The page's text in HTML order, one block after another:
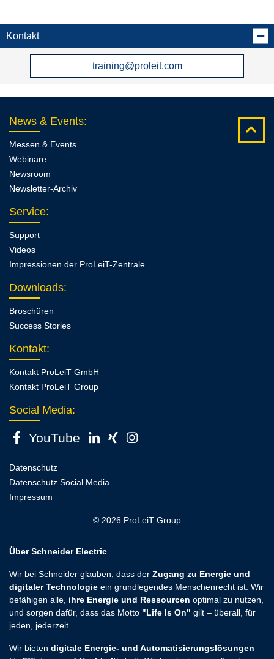
Kontakt
training@proleit.com
News & Events:
Messen & Events
Webinare
Newsroom
Newsletter-Archiv
Service:
Support
Videos
Impressionen der ProLeiT-Zentrale
Downloads:
Broschüren
Success Stories
Kontakt:
Kontakt ProLeiT GmbH
Kontakt ProLeiT Group
Social Media:
YouTube
Datenschutz
Datenschutz Social Media
Impressum
© 2026 ProLeiT Group
Über Schneider Electric
Wir bei Schneider glauben, dass der Zugang zu Energie und
digitaler Technologie ein grundlegendes Menschenrecht ist. Wir
befähigen alle, ihre Energie und Ressourcen optimal zu nutzen,
und sorgen dafür, dass das Motto "Life Is On" gilt – überall, für
jeden, jederzeit.
Wir bieten digitale Energie- und Automatisierungslösungen